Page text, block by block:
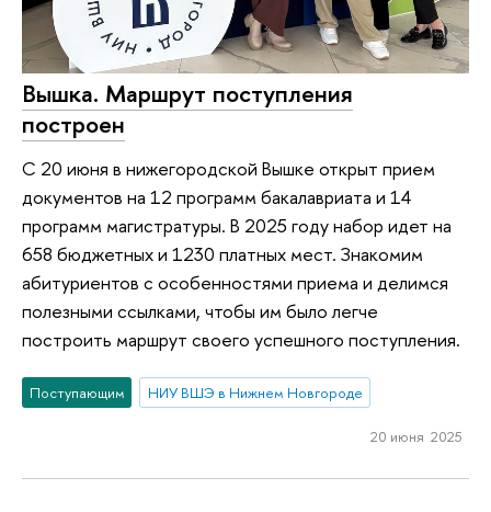
Вышка. Маршрут поступления
построен
С 20 июня в нижегородской Вышке открыт прием
документов на 12 программ бакалавриата и 14
программ магистратуры. В 2025 году набор идет на
658 бюджетных и 1230 платных мест. Знакомим
абитуриентов с особенностями приема и делимся
полезными ссылками, чтобы им было легче
построить маршрут своего успешного поступления.
Поступающим НИУ ВШЭ в Нижнем Новгороде
20 июня 2025